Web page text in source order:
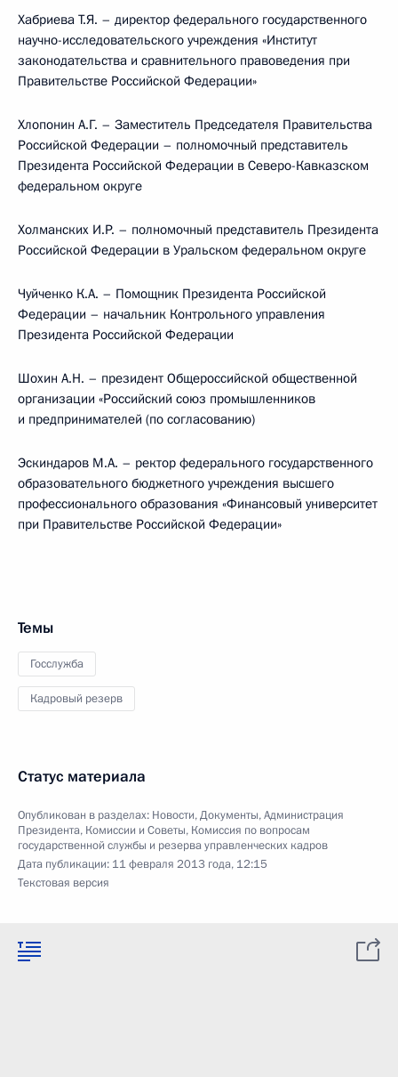
Хабриева Т.Я. – директор федерального государственного
научно-исследовательского учреждения «Институт
законодательства и сравнительного правоведения при
Правительстве Российской Федерации»
Хлопонин А.Г. – Заместитель Председателя Правительства
Российской Федерации – полномочный представитель
Президента Российской Федерации в Северо-Кавказском
федеральном округе
Холманских И.Р. – полномочный представитель Президента
Российской Федерации в Уральском федеральном округе
Чуйченко К.А. – Помощник Президента Российской
Федерации – начальник Контрольного управления
Президента Российской Федерации
Шохин А.Н. – президент Общероссийской общественной
организации «Российский союз промышленников
и предпринимателей (по согласованию)
Эскиндаров М.А. – ректор федерального государственного
образовательного бюджетного учреждения высшего
профессионального образования «Финансовый университет
при Правительстве Российской Федерации»
Темы
Госслужба
Кадровый резерв
Статус материала
Опубликован в разделах: Новости,Документы,Администрация
Президента, Комиссии и Советы, Комиссия по вопросам
государственной службы и резерва управленческих кадров
Дата публикации: 11 февраля 2013 года, 12:15
Текстовая версия